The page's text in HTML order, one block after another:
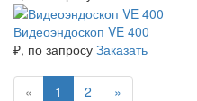
Видеоэндоскоп VE 400
₽, по запросу Заказать
« 1 2 »